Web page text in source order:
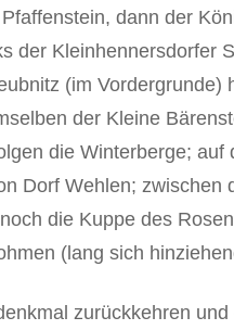
dann der
der Kleinhennersdorfer
(im Vordergrunde)
der Kleine
die Winterberge; auf
Dorf Wehlen; zwischen
die Kuppe des
(lang sich
zurückkehren